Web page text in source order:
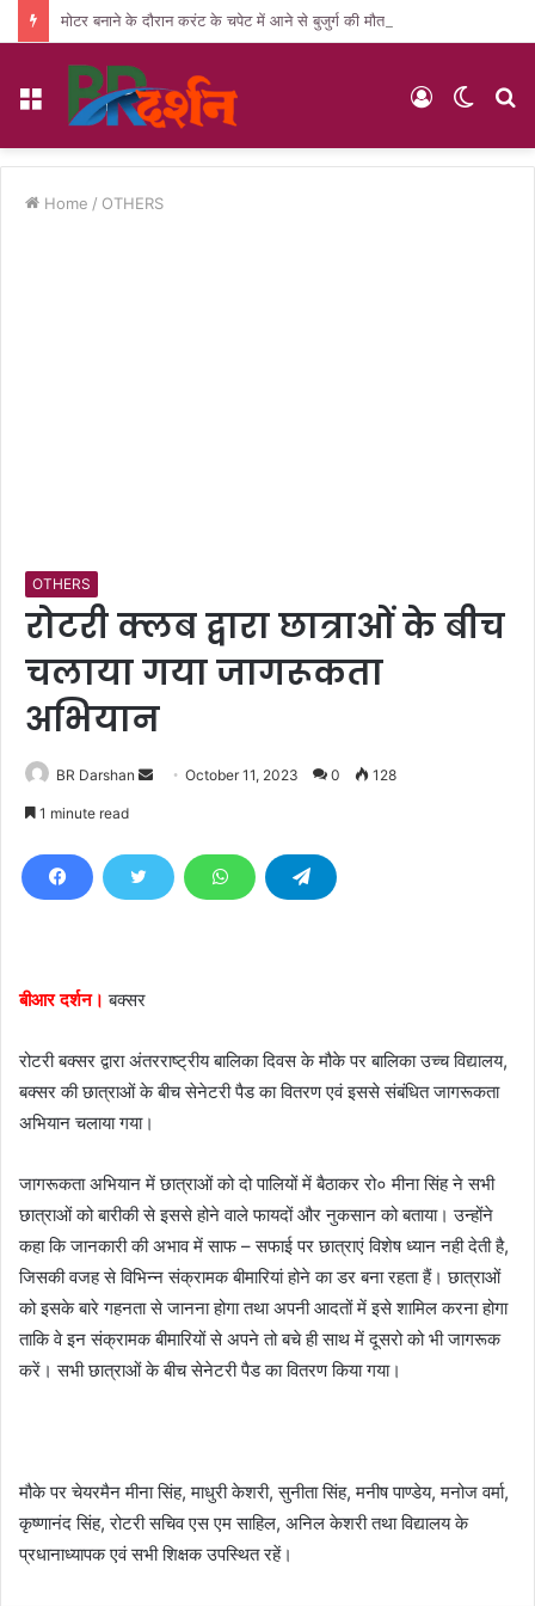
मोटर बनाने के दौरान करंट के चपेट में आने से बुजुर्ग की मौत, पसरा मातम
Menu
Switch
Log
Home / OTHERS
OTHERS
रोटरी क्लब द्वारा छात्राओं के बीच
चलाया गया जागरूकता
अभियान
BR Darshan
d
l
October 11, 2023 0 128
1 minute read
बीआर दर्शन। बक्सर
रोटरी बक्सर द्वारा अंतरराष्ट्रीय बालिका दिवस के मौके पर बालिका उच्च विद्यालय,
बक्सर की छात्राओं के बीच सेनेटरी पैड का वितरण एवं इससे संबंधित जागरूकता
अभियान चलाया गया।
जागरूकता अभियान में छात्राओं को दो पालियों में बैठाकर रो० मीना सिंह ने सभी
छात्राओं को बारीकी से इससे होने वाले फायदों और नुकसान को बताया। उन्होंने
कहा कि जानकारी की अभाव में साफ – सफाई पर छात्राएं विशेष ध्यान नही देती है,
जिसकी वजह से विभिन्न संक्रामक बीमारियां होने का डर बना रहता हैं। छात्राओं
को इसके बारे गहनता से जानना होगा तथा अपनी आदतों में इसे शामिल करना होगा
ताकि वे इन संक्रामक बीमारियों से अपने तो बचे ही साथ में दूसरो को भी जागरूक
करें। सभी छात्राओं के बीच सेनेटरी पैड का वितरण किया गया।
मौके पर चेयरमैन मीना सिंह, माधुरी केशरी, सुनीता सिंह, मनीष पाण्डेय, मनोज वर्मा,
कृष्णानंद सिंह, रोटरी सचिव एस एम साहिल, अनिल केशरी तथा विद्यालय के
प्रधानाध्यापक एवं सभी शिक्षक उपस्थित रहें।